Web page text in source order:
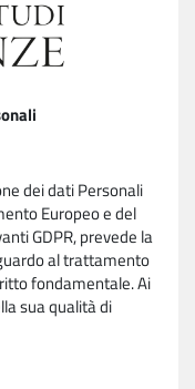
dei dati Personali
Europeo e del
GDPR, prevede la
al trattamento
fondamentale. Ai
sua qualità di